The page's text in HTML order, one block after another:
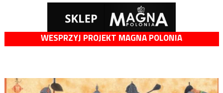
WESPRZYJ PROJEKT MAGNA POLONIA